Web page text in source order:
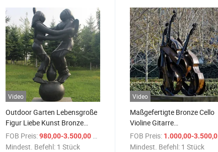
Video
Outdoor Garten Lebensgroße
Figur Liebe Kunst Bronze
Umarmung Skulptur
FOB Preis: 980,00-3.500,00 $
Mindest. Befehl: 1 Stück
Video
Maßgefertigte Bronze Cello
Violine Gitarre
Musikinstrument Skulptur
FOB Preis: 1.000,00-3.500,00 $
Mindest. Befehl: 1 Stück